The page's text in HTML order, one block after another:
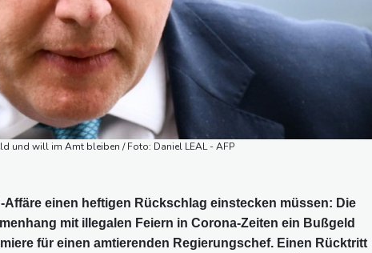
und will im Amt bleiben / Foto: Daniel LEAL - AFP
einen heftigen Rückschlag einstecken müssen: Die
mit illegalen Feiern in Corona-Zeiten ein Bußgeld
für einen amtierenden Regierungschef. Einen Rücktritt